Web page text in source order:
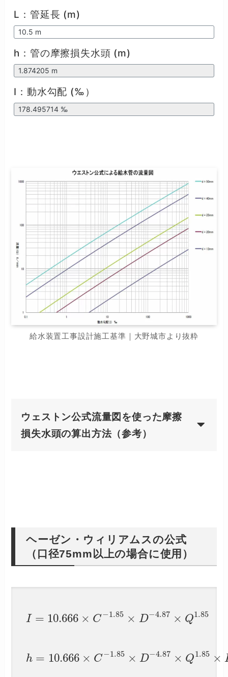
L：管延長 (m)
h：管の摩擦損失水頭 (m)
I：動水勾配 (‰）
給水装置工事設計施工基準｜大野城市より抜粋
ウェストン公式流量図を使った摩擦
損失水頭の算出方法（参考）
ヘーゼン・ウィリアムスの公式
（口径75mm以上の場合に使用）
I = 10.666 × C−1.85 × D−4.87 × Q1.85
h = 10.666 × C −1.85 × D−4.87 × Q1.85 ×